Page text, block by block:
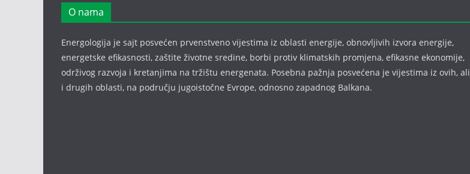
O nama
Energologija je sajt posvećen prvenstveno vijestima iz oblasti energije, obnovljivih izvora energije,
energetske efikasnosti, zaštite životne sredine, borbi protiv klimatskih promjena, efikasne ekonomije,
održivog razvoja i kretanjima na tržištu energenata. Posebna pažnja posvećena je vijestima iz ovih, ali
i drugih oblasti, na području jugoistočne Evrope, odnosno zapadnog Balkana.